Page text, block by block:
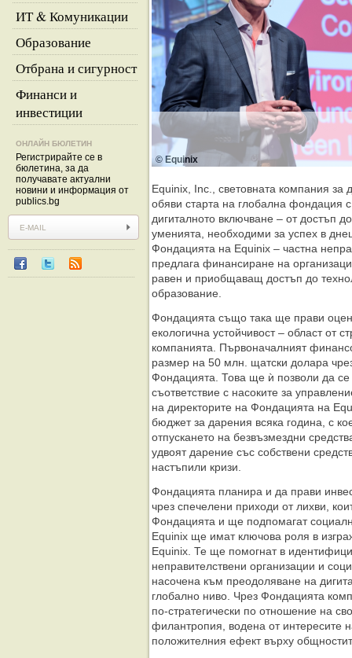
ИТ & Комуникации
Образование
Отбрана и сигурност
Финанси и
инвестиции
ОНЛАЙН БЮЛЕТИН
Регистрирайте се в
бюлетина, за да
получавате актуални
новини и информация от
publics.bg
© Equinix
Equinix, Inc., световната компания за
обяви старта на глобална фондация
дигиталното включване – от достъп
уменията, необходими за успех в
Фондацията на Equinix – частна
предлага финансиране на
равен и приобщаващ достъп до
образование.
Фондацията също така ще прави
екологична устойчивост – област от
компанията. Първоначалният
размер на 50 млн. щатски долара
Фондацията. Това ще ѝ позволи да
съответствие с насоките за
на директорите на Фондацията на
бюджет за дарения всяка година, с
отпускането на безвъзмездни
удвоят дарение със собствени
настъпили кризи.
Фондацията планира и да прави
чрез спечелени приходи от лихви,
Фондацията и ще подпомагат
Equinix ще имат ключова роля в
Equinix. Те ще помогнат в
неправителствени организации и
насочена към преодоляване на
глобално ниво. Чрез Фондацията
по-стратегически по отношение на
филантропия, водена от интересите
положителния ефект върху